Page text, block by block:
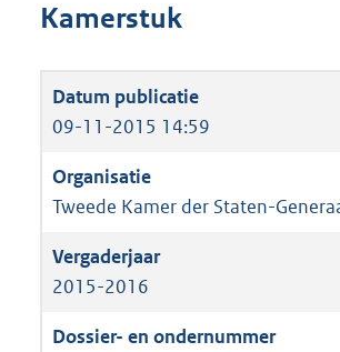
Kamerstuk
09-11-2015 14:59
Tweede Kamer der Staten-
2015-2016